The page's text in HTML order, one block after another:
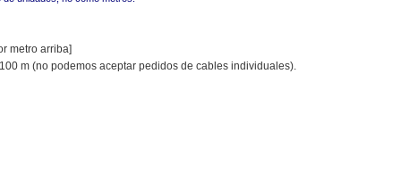
metro arriba]
m (no podemos aceptar pedidos de cables individuales).